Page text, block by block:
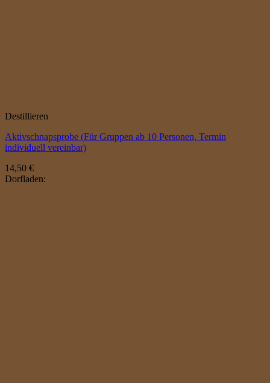
Destillieren
Aktivschnapsprobe (Für Gruppen ab 10 Personen, Termin
individuell vereinbar)
14,50 €
Dorfladen: